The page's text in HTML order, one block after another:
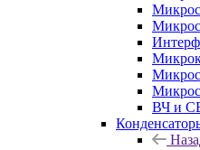
ВЧ и